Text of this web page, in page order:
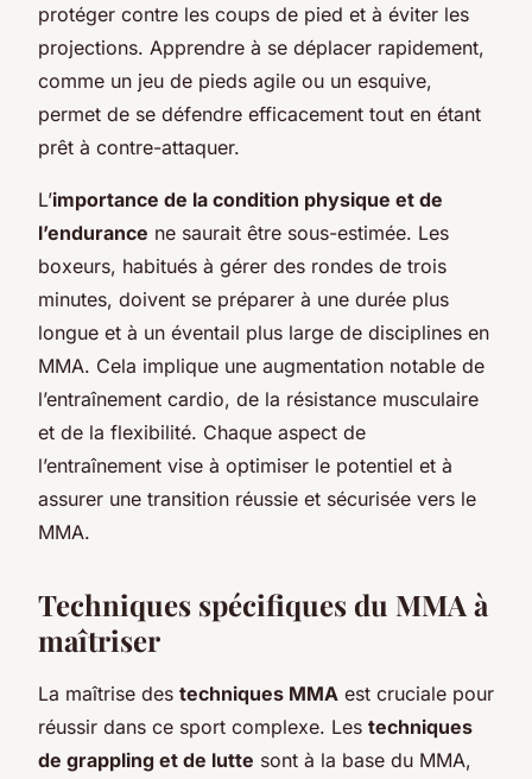
protéger contre les coups de pied et à éviter les
projections. Apprendre à se déplacer rapidement,
comme un jeu de pieds agile ou un esquive,
permet de se défendre efficacement tout en étant
prêt à contre-attaquer.
L’importance de la condition physique et de
l’endurance ne saurait être sous-estimée. Les
boxeurs, habitués à gérer des rondes de trois
minutes, doivent se préparer à une durée plus
longue et à un éventail plus large de disciplines en
MMA. Cela implique une augmentation notable de
l’entraînement cardio, de la résistance musculaire
et de la flexibilité. Chaque aspect de
l’entraînement vise à optimiser le potentiel et à
assurer une transition réussie et sécurisée vers le
MMA.
Techniques spécifiques du MMA à
maîtriser
La maîtrise des techniques MMA est cruciale pour
réussir dans ce sport complexe. Les techniques
de grappling et de lutte sont à la base du MMA,